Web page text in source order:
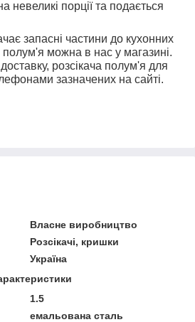
невеликі порції та подається
запасні частини до кухонних
полум'я можна в нас у магазині.
розсікача полум'я для
зазначених на сайті.
Власне виробництво
Розсікачі, кришки
Україна
1.5
емальована сталь